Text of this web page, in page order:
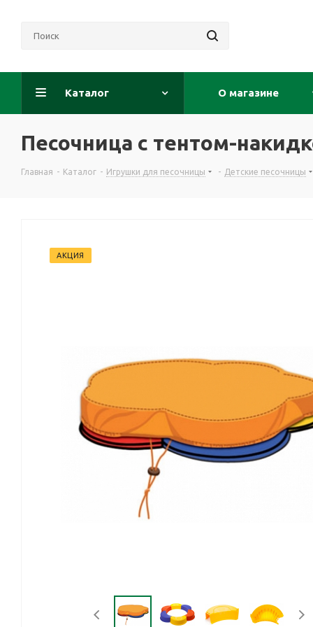
Каталог О магазине
Песочница с тентом-
Главная - Каталог - Игрушки для песочницы - Детские песочницы
АКЦИЯ